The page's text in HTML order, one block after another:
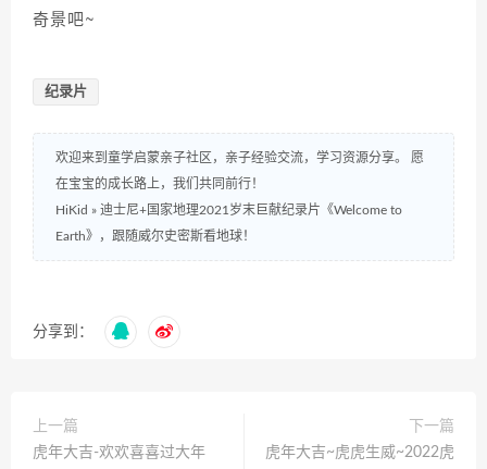
奇景吧~
纪录片
欢迎来到童学启蒙亲子社区，亲子经验交流，学习资源分享。 愿
在宝宝的成长路上，我们共同前行！
HiKid » 迪士尼+国家地理2021岁末巨献纪录片《Welcome to
Earth》，跟随威尔史密斯看地球！
分享到：
上一篇
虎年大吉-欢欢喜喜过大年
下一篇
虎年大吉~虎虎生威~2022虎